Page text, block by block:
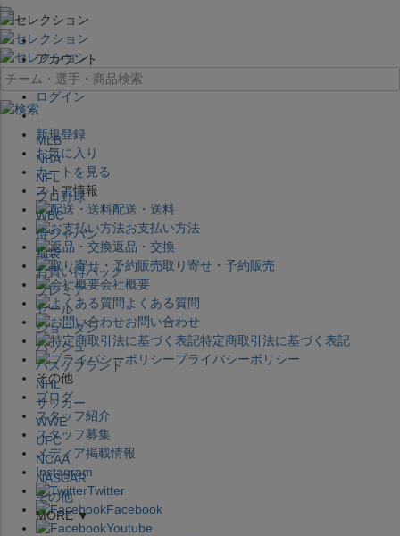
×
アカウント
ログイン
新規登録
お気に入り
カートを見る
ストア情報
配送・送料
お支払い方法
返品・交換
取り寄せ・予約販売
会社概要
よくある質問
お問い合わせ
特定商取引法に基づく表記
プライバシーポリシー
その他
ブログ
スタッフ紹介
スタッフ募集
メディア掲載情報
Instagram
Twitter
Facebook
Youtube
MLB
NBA
NFL
プロ野球
WBC
侍ジャパン
福袋
お買い得パック
プレミア
セール
ジョーダン
バッシュ
バスケブランド
NHL
サッカー
WWE
UFC
NCAA
NASCAR
その他
MORE ▼